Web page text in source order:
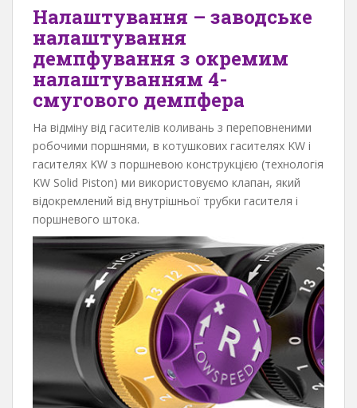
Налаштування – заводське
налаштування
демпфування з окремим
налаштуванням 4-
смугового демпфера
На відміну від гасителів коливань з переповненими
робочими поршнями, в котушкових гасителях KW і
гасителях KW з поршневою конструкцією (технологія
KW Solid Piston) ми використовуємо клапан, який
відокремлений від внутрішньої трубки гасителя і
поршневого штока.